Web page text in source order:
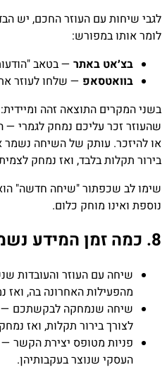
לגבי שיחות עם העוזר החכם, יש
לומר אותו במפורש:
בצ׳אט באתר — בטאב
בוואטסאפ — שלחו לעוזר
בשני המקרים התוצאה זהה
שהעוזר זכר עליכם נמחק לגמרי —
בירור תקלות בלבד, ואז נמחק
שימו לב שכפתור "שיחה חדשה"
נוספת ואינו מוחק כלום.
8. כמה זמן המידע נשמר
מהפעילות האחרונה בה, ואז
לצורך בירור תקלות, ואז
פניות מטופס יצירת הקשר
העסקי שנוצר בעקבותיהן.